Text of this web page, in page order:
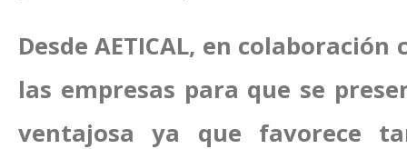
Desde AETICAL, en
las empresas para que se
ventajosa ya que favorece